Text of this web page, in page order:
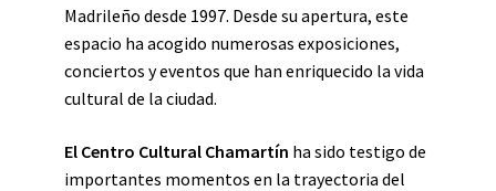
Madrileño desde 1997. Desde su apertura, este
espacio ha acogido numerosas exposiciones,
conciertos y eventos que han enriquecido la vida
cultural de la ciudad.
El Centro Cultural Chamartín ha sido testigo de
importantes momentos en la trayectoria del